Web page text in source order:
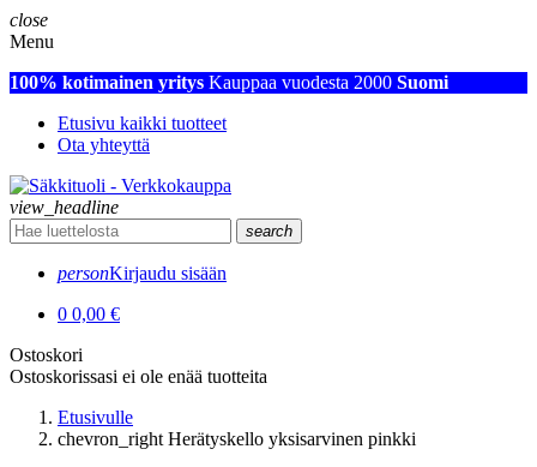
close
Menu
100% kotimainen yritys Kauppaa vuodesta 2000 Suomi
Etusivu kaikki tuotteet
Ota yhteyttä
view_headline
search
personKirjaudu sisään
0 0,00 €
Ostoskori
Ostoskorissasi ei ole enää tuotteita
Etusivulle
chevron_right Herätyskello yksisarvinen pinkki